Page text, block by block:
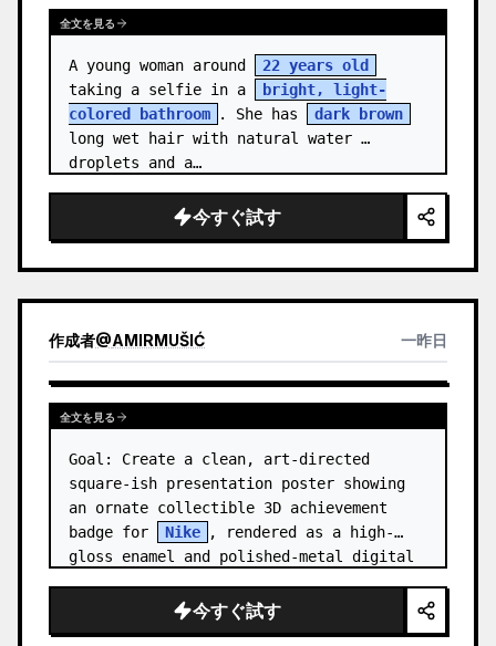
全文を見る
A young woman around
22 years old
taking a selfie in a
bright, light-
colored bathroom
. She has
dark brown
long wet hair with natural water
droplets and a…
今すぐ試す
作成者@AMIRMUŠIĆ 一昨日
全文を見る
Goal: Create a clean, art-directed
square-ish presentation poster showing
an ornate collectible 3D achievement
badge for
Nike
, rendered as a high-
gloss enamel and polished-metal digital
Canvas: Wide 16:9 white stu…
今すぐ試す